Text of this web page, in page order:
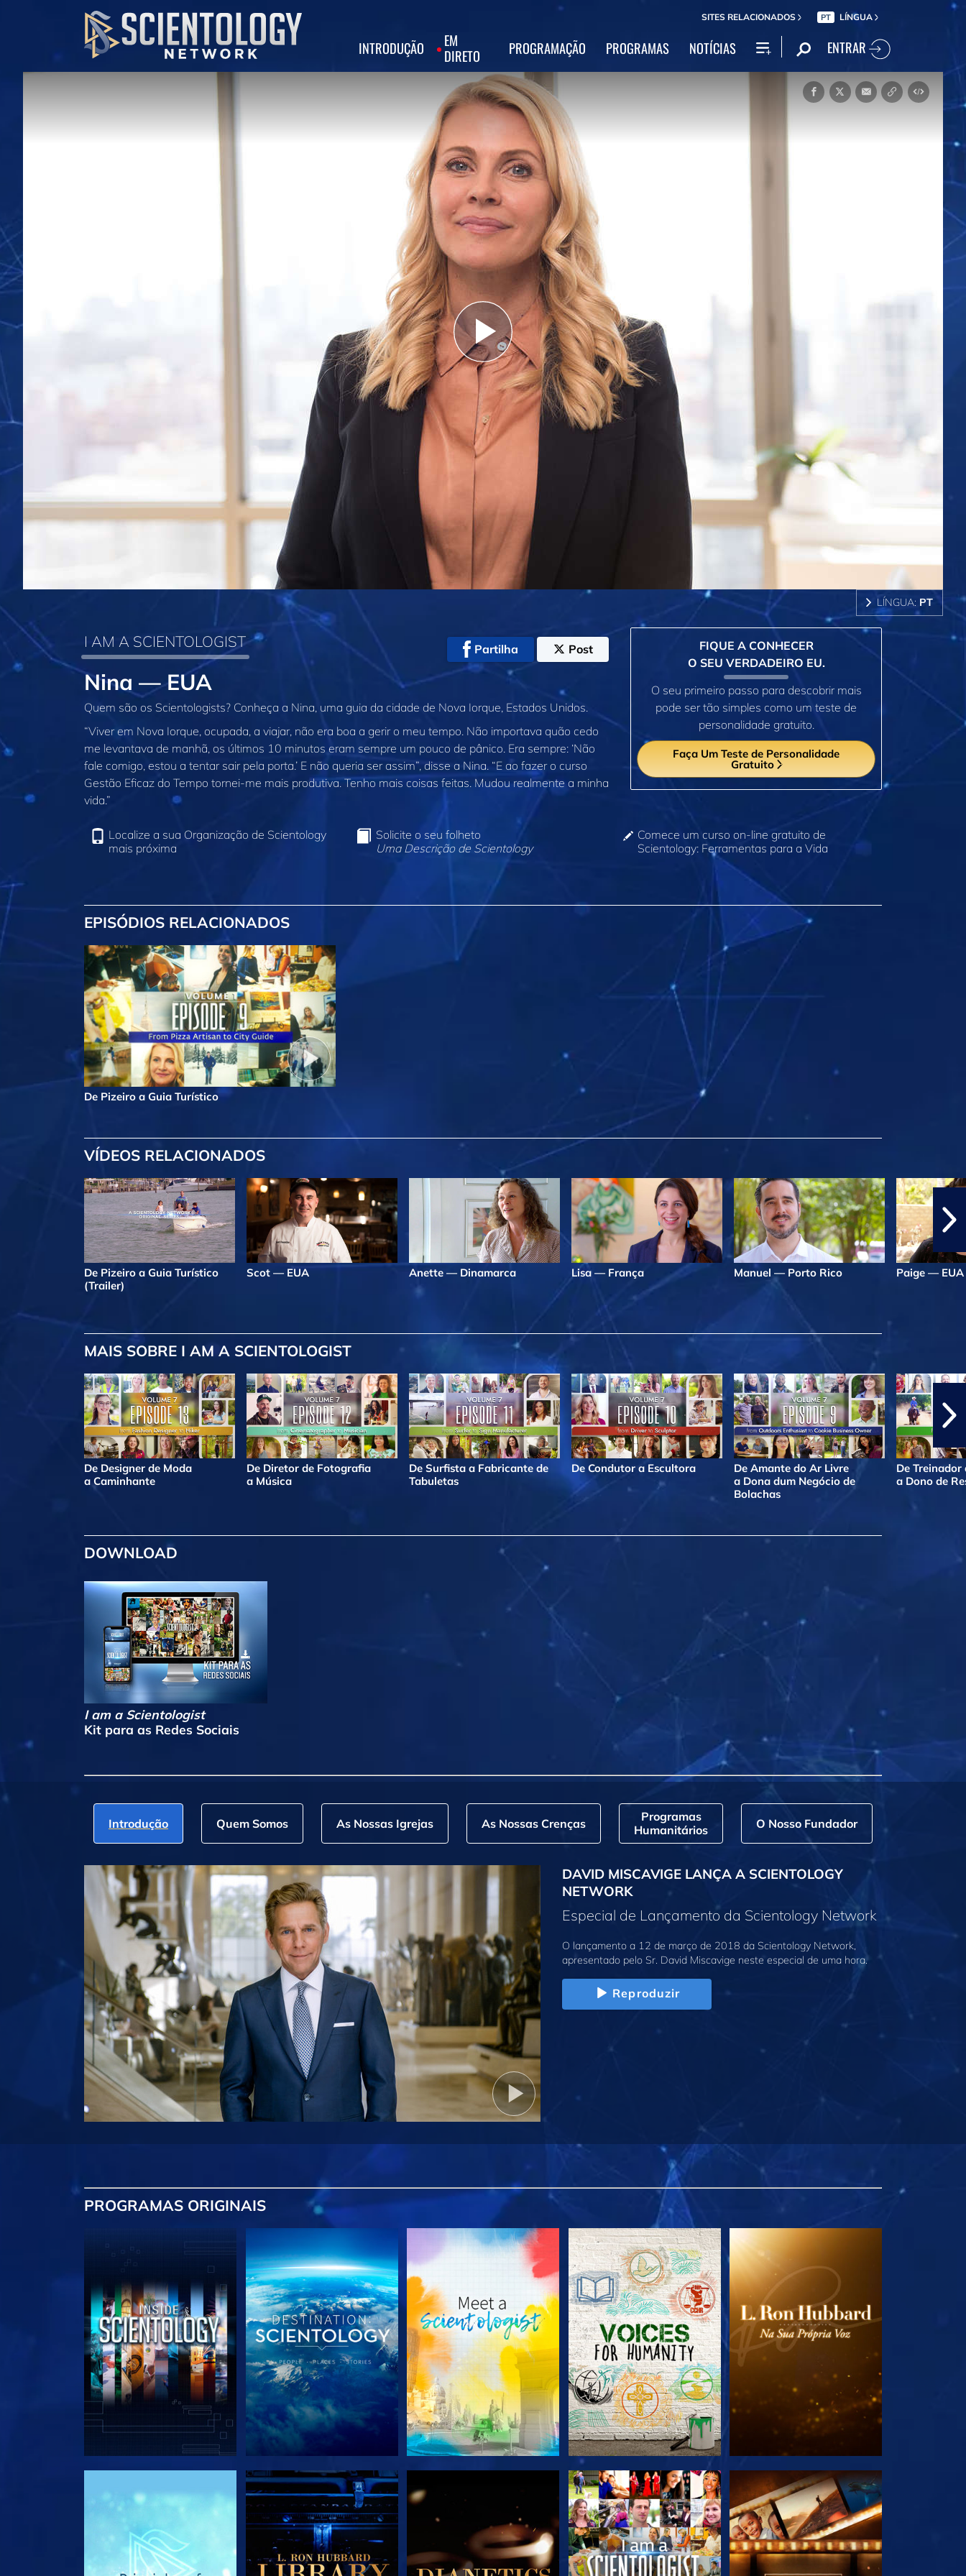
SITES RELACIONADOS PT LÍNGUA
INTRODUÇÃO
EM
DIRETO
PROGRAMAÇÃO PROGRAMAS NOTÍCIAS ENTRAR
Play
Video
LÍNGUA: PT
I AM A SCIENTOLOGIST Partilha Post
Nina — EUA
Quem são os Scientologists? Conheça a Nina, uma guia da cidade de Nova Iorque, Estados Unidos.
“Viver em Nova Iorque, ocupada, a viajar, não era boa a gerir o meu tempo. Não importava quão cedo
me levantava de manhã, os últimos 10 minutos eram sempre um pouco de pânico. Era sempre: ‘Não
fale comigo, estou a tentar sair pela porta.’ E não queria ser assim”, disse a Nina. “E ao fazer o curso
Gestão Eficaz do Tempo tornei‑me mais produtiva. Tenho mais coisas feitas. Mudou realmente a minha
vida.”
FIQUE A CONHECER
O SEU VERDADEIRO EU.
O seu primeiro passo para descobrir mais
pode ser tão simples como um teste de
personalidade gratuito.
Faça Um Teste de Personalidade
Gratuito
Localize a sua Organização de Scientology
mais próxima
Solicite o seu folheto
Uma Descrição de Scientology
Comece um curso on‑line gratuito de
Scientology: Ferramentas para a Vida
EPISÓDIOS RELACIONADOS
De Pizeiro a Guia Turístico
VÍDEOS RELACIONADOS
De Pizeiro a Guia Turístico
(Trailer)
Scot — EUA Anette — Dinamarca Lisa — França Manuel — Porto Rico Paige — EUA
MAIS SOBRE I AM A SCIENTOLOGIST
De Designer de Moda
a Caminhante
De Diretor de Fotografia
a Música
De Surfista a Fabricante de
Tabuletas
De Condutor a Escultora
De Amante do Ar Livre
a Dona dum Negócio de
Bolachas
De Treinador
a Dono de
DOWNLOAD
I am a Scientologist
Kit para as Redes Sociais
Introdução Quem Somos As Nossas Igrejas As Nossas Crenças
Programas
Humanitários
O Nosso Fundador
DAVID MISCAVIGE LANÇA A SCIENTOLOGY
NETWORK
Especial de Lançamento da Scientology Network
O lançamento a 12 de março de 2018 da Scientology Network,
apresentado pelo Sr. David Miscavige neste especial de uma hora.
Reproduzir
PROGRAMAS ORIGINAIS
EXPLORE A SÉRIE EXPLORE A SÉRIE EXPLORE A SÉRIE EXPLORE A SÉRIE EXPLORE A SÉRIE